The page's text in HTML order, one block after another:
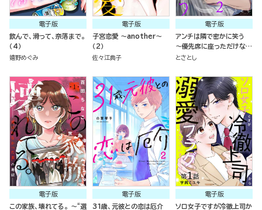
電子版
飲んで、滑って、奈落まで。
（4）
嬉野めぐみ
電子版
子宮恋愛 ～another～
（2）
佐々江典子
電子版
アンチは隣で密かに笑う
～優先席に座っただけなの
に～ （2）
とさとし
電子版
この家族、壊れてる。 ～“選
電子版
31歳、元彼との恋は厄介
電子版
ソロ女子ですが冷徹上司か